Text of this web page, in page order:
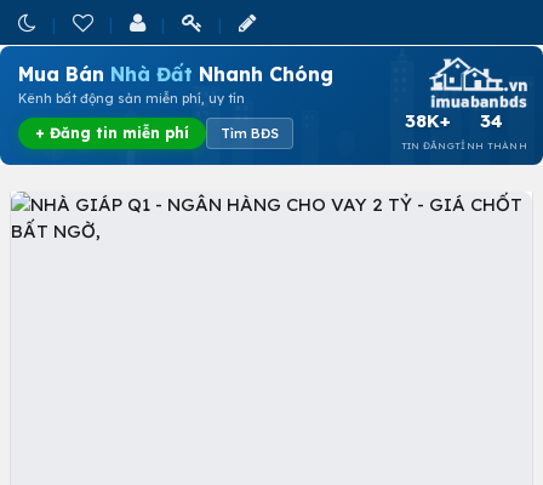
Mua Bán Nhà Đất Nhanh Chóng
Kênh bất động sản miễn phí, uy tín
+ Đăng tin miễn phí Tìm BĐS
38K+
TIN ĐĂNG
34
TỈNH THÀNH